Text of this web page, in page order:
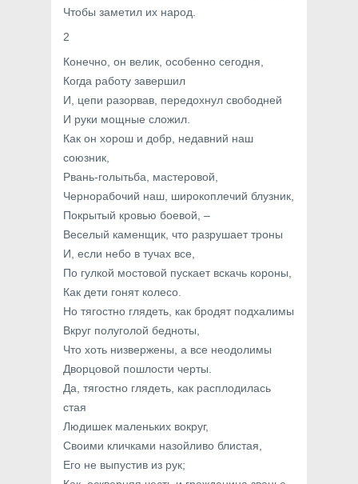
Чтобы заметил их народ.
2
Конечно, он велик, особенно сегодня,
Когда работу завершил
И, цепи разорвав, передохнул свободней
И руки мощные сложил.
Как он хорош и добр, недавний наш
союзник,
Рвань-голытьба, мастеровой,
Чернорабочий наш, широкоплечий блузник,
Покрытый кровью боевой, –
Веселый каменщик, что разрушает троны
И, если небо в тучах все,
По гулкой мостовой пускает вскачь короны,
Как дети гонят колесо.
Но тягостно глядеть, как бродят подхалимы
Вкруг полуголой бедноты,
Что хоть низвержены, а все неодолимы
Дворцовой пошлости черты.
Да, тягостно глядеть, как расплодилась
стая
Людишек маленьких вокруг,
Своими кличками назойливо блистая,
Его не выпустив из рук;